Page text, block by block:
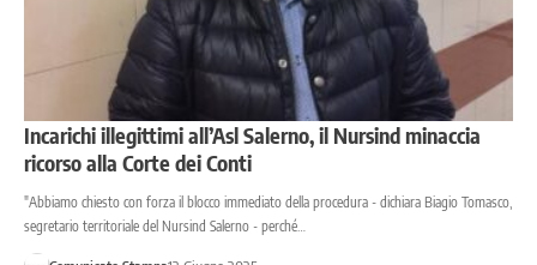
Incarichi illegittimi all’Asl Salerno, il Nursind minaccia
ricorso alla Corte dei Conti
"Abbiamo chiesto con forza il blocco immediato della procedura - dichiara Biagio Tomasco,
segretario territoriale del Nursind Salerno - perché…